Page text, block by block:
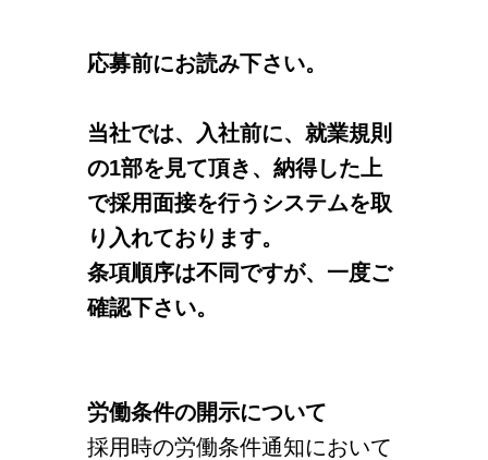
会社を知る
メッセージ
BUSINESS
応募前にお読み下さい。
当社では、入社前に、就業規則
の1部を見て頂き、納得した上
で採用面接を行うシステムを取
り入れております。
条項順序は不同ですが、一度ご
確認下さい。
労働条件の開示について
採用時の労働条件通知において